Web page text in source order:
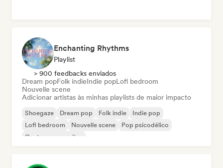
Enchanting Rhythms
Playlist
> 900 feedbacks enviados
Dream popFolk indieIndie popLofi bedroom
Nouvelle scene
Adicionar artistas às minhas playlists de maior impacto
Shoegaze Dream pop Folk indie
Indie pop
Lofi bedroom
Nouvelle scene
Pop psicodélico
Cantor-compositor